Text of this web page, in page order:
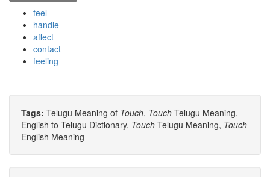
feel
handle
affect
contact
feeling
Tags: Telugu Meaning of Touch, Touch Telugu Meaning,
English to Telugu Dictionary, Touch Telugu Meaning, Touch
English Meaning